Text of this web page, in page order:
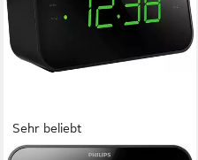
Sehr beliebt